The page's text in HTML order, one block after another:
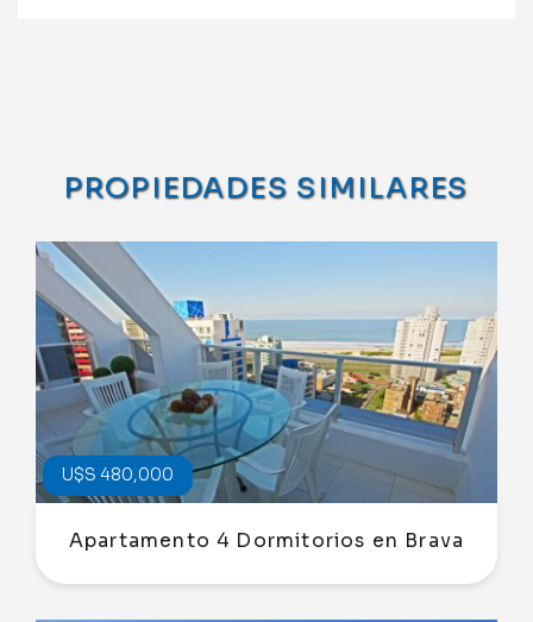
PROPIEDADES SIMILARES
U$S 480,000
Apartamento 4 Dormitorios en Brava